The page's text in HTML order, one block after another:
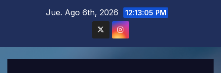
Jue. Ago 6th, 2026 12:13:07 PM